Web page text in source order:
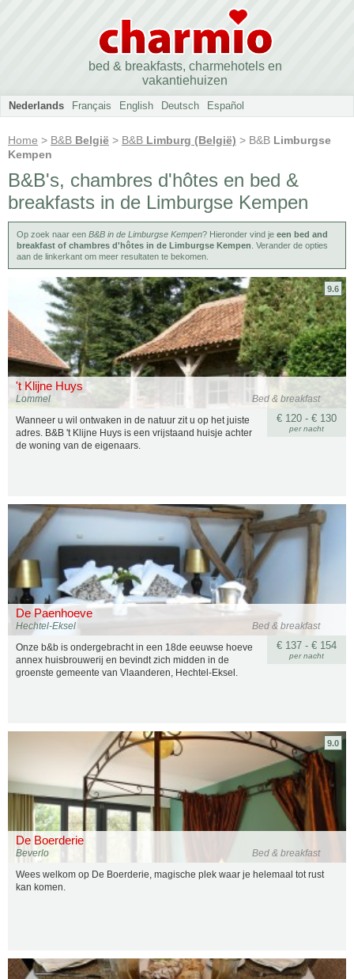
bed & breakfasts, charmehotels en
vakantiehuizen
Nederlands Français English Deutsch Español
Home > B&B België > B&B Limburg (België) > B&B Limburgse
Kempen
B&B's, chambres d'hôtes en bed &
breakfasts in de Limburgse Kempen
Op zoek naar een B&B in de Limburgse Kempen? Hieronder vind je een bed and
breakfast of chambres d'hôtes in de Limburgse Kempen . Verander de opties
aan de linkerkant om meer resultaten te bekomen.
't Klijne Huys
Bed & breakfast
Lommel
9.6
€ 120 - € 130
per nacht
Wanneer u wil ontwaken in de natuur zit u op het juiste
adres. B&B 't Klijne Huys is een vrijstaand huisje achter
de woning van de eigenaars.
De Paenhoeve
Bed & breakfast
Hechtel-Eksel
€ 137 - € 154
per nacht
Onze b&b is ondergebracht in een 18de eeuwse hoeve
annex huisbrouwerij en bevindt zich midden in de
groenste gemeente van Vlaanderen, Hechtel-Eksel.
De Boerderie
Bed & breakfast
Beverlo
9.0
Wees welkom op De Boerderie, magische plek waar je helemaal tot rust
kan komen.